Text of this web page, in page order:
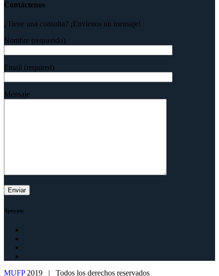
Contáctenos
¿Tiene una consulta? ¡Envíenos un mensaje!
Nombre (requerido)
Email (required)
Mensaje
Apoyan:
MUFP2019 | Todos los derechos reservados